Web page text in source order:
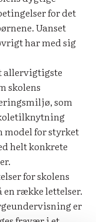
for det
Uanset
har med sig
allervigtigste
skolens
som
model for styrket
helt konkrete
for skolens
en række lettelser.
er